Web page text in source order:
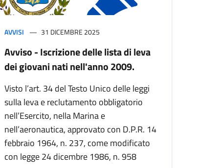
AVVISI 31 DICEMBRE 2025
Avviso - Iscrizione delle lista di leva
dei giovani nati nell'anno 2009.
Visto l’art. 34 del Testo Unico delle leggi
sulla leva e reclutamento obbligatorio
nell’Esercito, nella Marina e
nell’aeronautica, approvato con D.P.R. 14
febbraio 1964, n. 237, come modificato
con legge 24 dicembre 1986, n. 958